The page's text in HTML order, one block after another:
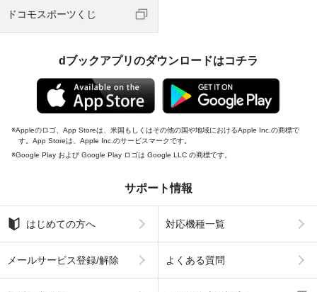
ドコモスポーツくじ
dブックアプリのダウンロードはコチラ
Appleのロゴ、App Storeは、米国もしくはその他の国や地域におけるApple Inc.の商標で
す。App Storeは、Apple Inc.のサービスマークです。
Google Play および Google Play ロゴは Google LLC の商標です。
サポート情報
はじめての方へ 対応機種一覧
メールサービス登録/解除 よくある質問